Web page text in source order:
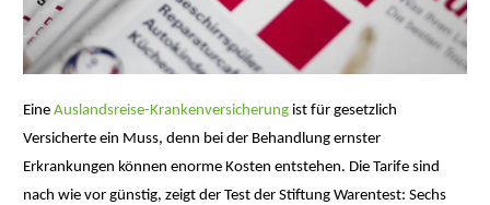
EineAuslandsreise-Krankenversicherung ist für gesetzlich
Versicherte ein Muss, denn bei der Behandlung ernster
Erkrankungen können enorme Kosten entstehen. Die Tarife sind
nach wie vor günstig, zeigt der Test der Stiftung Warentest: Sechs